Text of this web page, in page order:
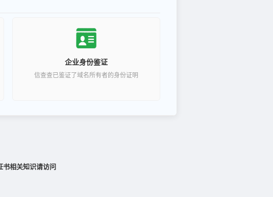
企业身份鉴证
信查查已鉴证了域名所有者的身份证明
相关知识请访问